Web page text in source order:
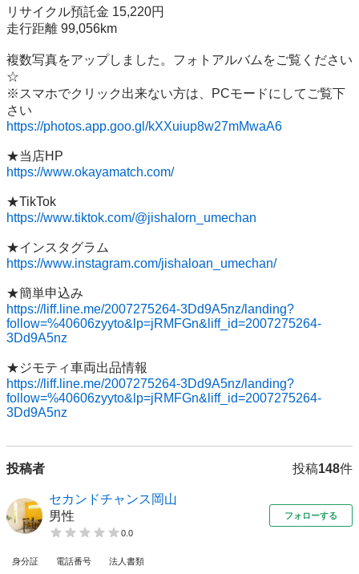
リサイクル預託金 15,220円
走行距離 99,056km
複数写真をアップしました。フォトアルバムをご覧ください
☆
※スマホでクリック出来ない方は、PCモードにしてご覧下
https://photos.app.goo.gl/kXXuiup8w27mMwaA6
https://www.okayamatch.com/
https://www.tiktok.com/@jishalorn_umechan
https://www.instagram.com/jishaloan_umechan/
https://liff.line.me/2007275264-3Dd9A5nz/landing?
follow=%40606zyyto&lp=jRMFGn&liff_id=2007275264-
3Dd9A5nz
https://liff.line.me/2007275264-3Dd9A5nz/landing?
follow=%40606zyyto&lp=jRMFGn&liff_id=2007275264-
3Dd9A5nz
投稿者 投稿148件
セカンドチャンス岡山
男性
0.0
フォローする
身分証 電話番号 法人書類